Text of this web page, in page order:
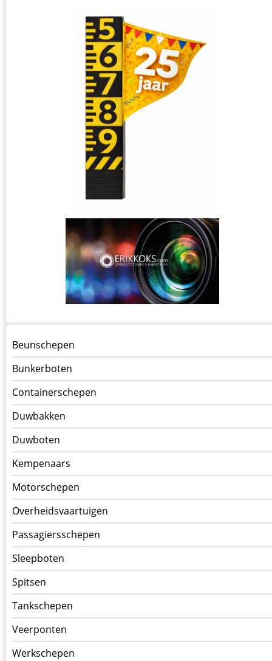
Menu
Schepen
Beunschepen
Bunkerboten
Containerschepen
Duwbakken
Duwboten
Kempenaars
Motorschepen
Overheidsvaartuigen
Passagiersschepen
Sleepboten
Spitsen
Tankschepen
Veerponten
Werkschepen